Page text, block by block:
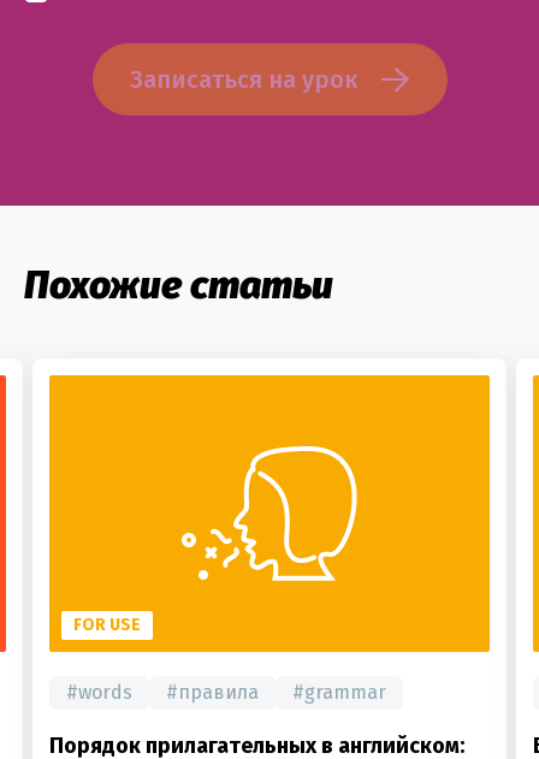
Записаться на урок
Похожие статьи
FOR USE
#words #правила #grammar
Порядок прилагательных в английском: